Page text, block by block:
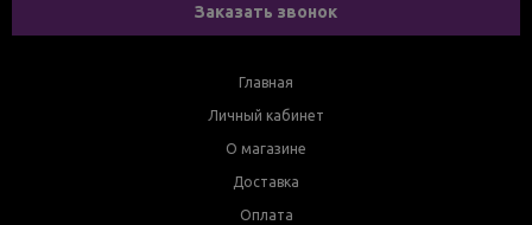
Заказать звонок
Главная
Личный кабинет
О магазине
Доставка
Оплата